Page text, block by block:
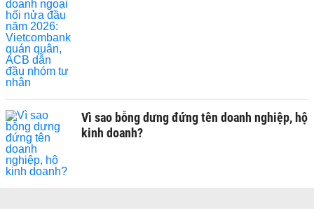
Vì sao bỗng dưng đứng tên doanh nghiệp, hộ
kinh doanh?